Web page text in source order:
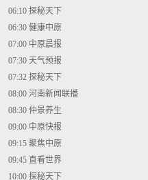
06:10 探秘天下
06:30 健康中原
07:00 中原晨报
07:30 天气预报
07:32 探秘天下
08:00 河南新闻联播
08:30 仲景养生
09:00 中原快报
09:15 聚焦中原
09:45 直看世界
10:00 探秘天下